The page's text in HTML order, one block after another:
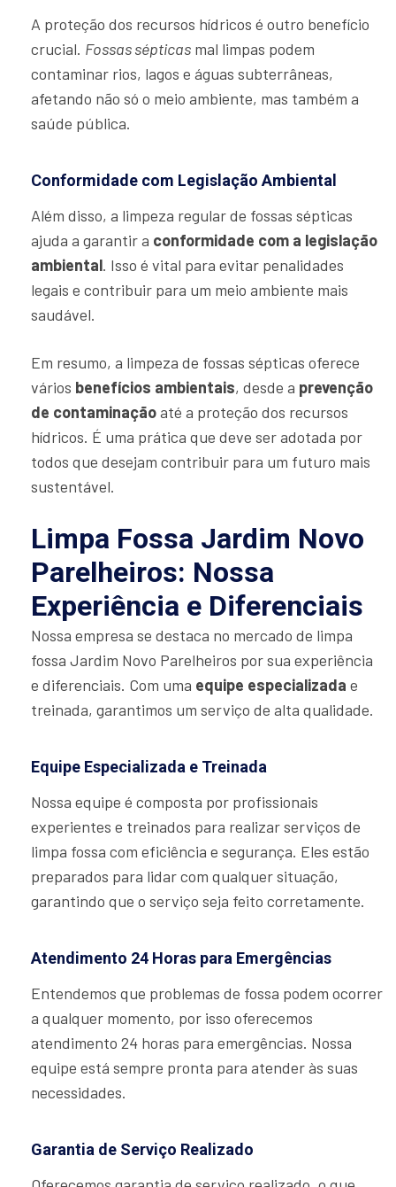
A proteção dos recursos hídricos é outro benefício
crucial. Fossas sépticas mal limpas podem
contaminar rios, lagos e águas subterrâneas,
afetando não só o meio ambiente, mas também a
saúde pública.
Conformidade com Legislação Ambiental
Além disso, a limpeza regular de fossas sépticas
ajuda a garantir a conformidade com a legislação
ambiental. Isso é vital para evitar penalidades
legais e contribuir para um meio ambiente mais
saudável.
Em resumo, a limpeza de fossas sépticas oferece
vários benefícios ambientais, desde a prevenção
de contaminaçãoaté a proteção dos recursos
hídricos. É uma prática que deve ser adotada por
todos que desejam contribuir para um futuro mais
sustentável.
Limpa Fossa Jardim Novo
Parelheiros: Nossa
Experiência e Diferenciais
Nossa empresa se destaca no mercado de limpa
fossa Jardim Novo Parelheiros por sua experiência
e diferenciais. Com uma equipe especializada e
treinada, garantimos um serviço de alta qualidade.
Equipe Especializada e Treinada
Nossa equipe é composta por profissionais
experientes e treinados para realizar serviços de
limpa fossa com eficiência e segurança. Eles estão
preparados para lidar com qualquer situação,
garantindo que o serviço seja feito corretamente.
Atendimento 24 Horas para Emergências
Entendemos que problemas de fossa podem ocorrer
a qualquer momento, por isso oferecemos
atendimento 24 horas para emergências. Nossa
equipe está sempre pronta para atender às suas
necessidades.
Garantia de Serviço Realizado